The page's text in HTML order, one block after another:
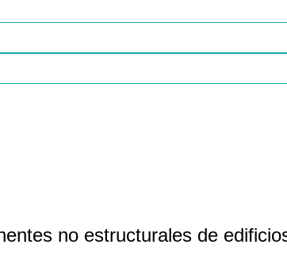
no estructurales de